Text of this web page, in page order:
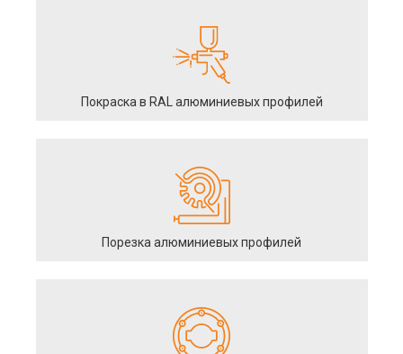
Покраска в RAL алюминиевых профилей
Порезка алюминиевых профилей